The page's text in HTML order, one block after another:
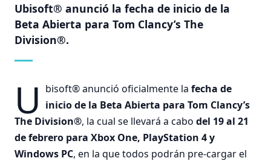
Ubisoft® anunció la fecha de inicio de la
Beta Abierta para Tom Clancy’s The
Division®.
U bisoft® anunció oficialmente lafecha de
inicio de la Beta Abierta para Tom Clancy’s
The Division®, la cual se llevará a cabo del 19 al 21
de febrero para Xbox One, PlayStation 4 y
Windows PC, en la que todos podrán pre-cargar el